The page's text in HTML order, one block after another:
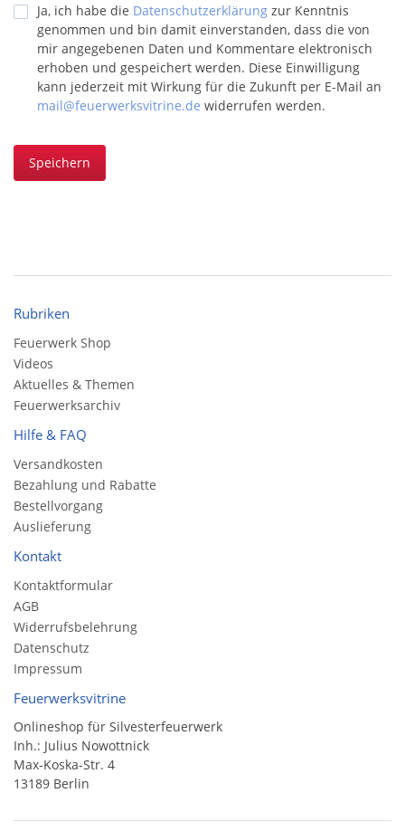
Ja, ich habe die Datenschutzerklärung zur Kenntnis
genommen und bin damit einverstanden, dass die von
mir angegebenen Daten und Kommentare elektronisch
erhoben und gespeichert werden. Diese Einwilligung
kann jederzeit mit Wirkung für die Zukunft per E-Mail an
mail@feuerwerksvitrine.de widerrufen werden.
Speichern
Rubriken
Feuerwerk Shop
Videos
Aktuelles & Themen
Feuerwerksarchiv
Hilfe & FAQ
Versandkosten
Bezahlung und Rabatte
Bestellvorgang
Auslieferung
Kontakt
Kontaktformular
AGB
Widerrufsbelehrung
Datenschutz
Impressum
Feuerwerksvitrine
Onlineshop für Silvesterfeuerwerk
Inh.: Julius Nowottnick
Max-Koska-Str. 4
13189 Berlin